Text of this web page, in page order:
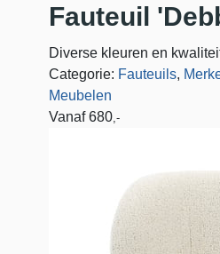
Fauteuil
Diverse kleuren en
Categorie: Fauteuils,
Meubelen
Vanaf 680 ,-